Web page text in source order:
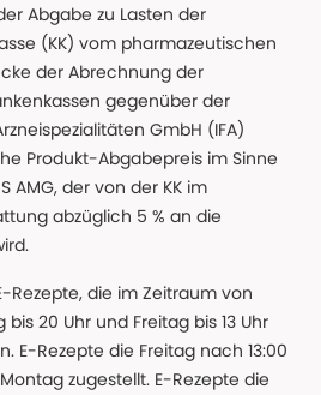
Abgabe zu Lasten der
(KK) vom pharmazeutischen
der Abrechnung der
gegenüber der
GmbH (IFA)
Produkt-Abgabepreis im Sinne
AMG, der von der KK im
abzüglich 5 % an die
Rezepte, die im Zeitraum von
20 Uhr und Freitag bis 13 Uhr
E-Rezepte die Freitag nach 13:00
zugestellt. E-Rezepte die